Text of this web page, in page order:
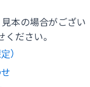
本の場合がござい
ださい。
）